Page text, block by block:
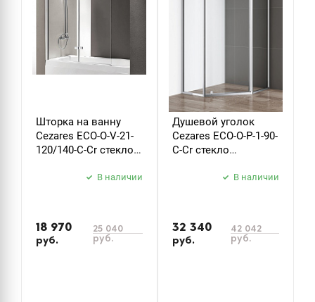
Шторка на ванну
Cezares ECO-O-V-21-
120/140-C-Cr стекло
В наличии
18 970
руб.
25 040
руб.
Душевой уголок
Cezares ECO-O-P-1-90-
C-Cr стекло
В наличии
32 340
руб.
42 042
руб.